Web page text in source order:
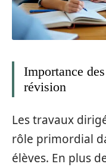
Importance
révision
Les travaux
rôle primordial
élèves. En plus